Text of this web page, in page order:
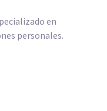
en
personales.